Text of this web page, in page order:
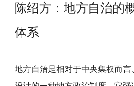
陈绍方：地方自治的
体系
地方自治是相对于中央集权而